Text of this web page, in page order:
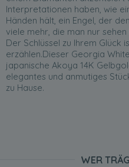
Interpretationen haben, wie
Händen hält, ein Engel, der
viele mehr, die man nur
Der Schlüssel zu Ihrem Glück
erzählen.Dieser Georgia
japanische Akoya 14K
elegantes und anmutiges
zu Hause.
WER